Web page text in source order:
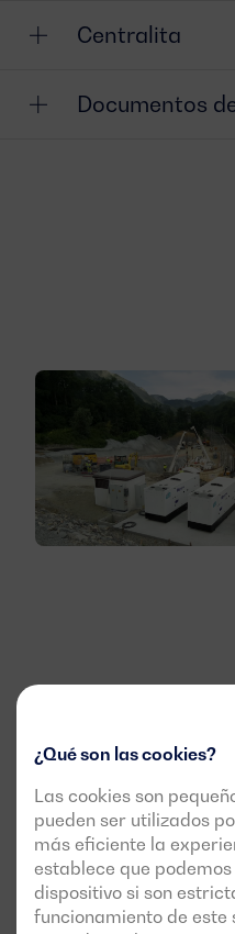
¿Qué son las cookies?
Las cookies son
pueden ser utilizados
más eficiente la
establece que
dispositivo si son
funcionamiento de este
Centralita
Documentos